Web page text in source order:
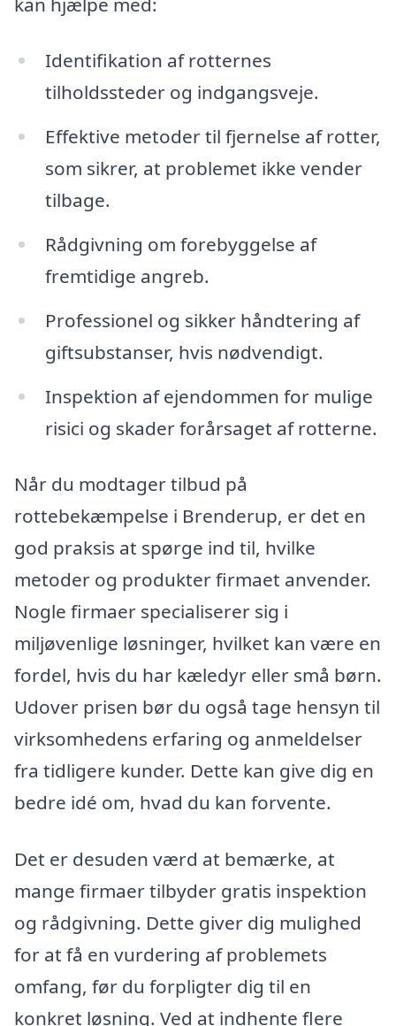
Identifikation af rotternes
tilholdssteder og indgangsveje.
Effektive metoder til fjernelse af rotter,
som sikrer, at problemet ikke vender
tilbage.
Rådgivning om forebyggelse af
fremtidige angreb.
Professionel og sikker håndtering af
giftsubstanser, hvis nødvendigt.
Inspektion af ejendommen for mulige
risici og skader forårsaget af rotterne.
Når du modtager tilbud på
rottebekæmpelse i Brenderup, er det en
god praksis at spørge ind til, hvilke
metoder og produkter firmaet anvender.
Nogle firmaer specialiserer sig i
miljøvenlige løsninger, hvilket kan være en
fordel, hvis du har kæledyr eller små børn.
Udover prisen bør du også tage hensyn til
virksomhedens erfaring og anmeldelser
fra tidligere kunder. Dette kan give dig en
bedre idé om, hvad du kan forvente.
Det er desuden værd at bemærke, at
mange firmaer tilbyder gratis inspektion
og rådgivning. Dette giver dig mulighed
for at få en vurdering af problemets
omfang, før du forpligter dig til en
konkret løsning. Ved at indhente flere